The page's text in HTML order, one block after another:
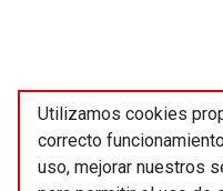
Utilizamos cookies
correcto
uso, mejorar nuestros